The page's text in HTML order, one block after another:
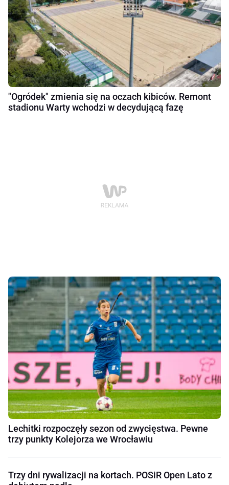
"Ogródek" zmienia się na oczach kibiców. Remont
stadionu Warty wchodzi w decydującą fazę
Lechitki rozpoczęły sezon od zwycięstwa. Pewne
trzy punkty Kolejorza we Wrocławiu
Trzy dni rywalizacji na kortach. POSiR Open Lato z